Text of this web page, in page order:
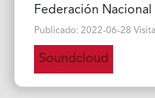
Federación
Publicado: 2022-06-28
Soundcloud